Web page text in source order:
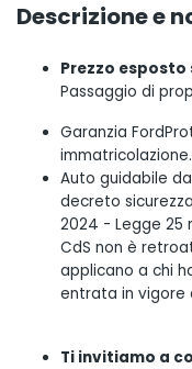
Descrizione e
Prezzo
Passaggio di
Garanzia
immatricolazione.
Auto guidabile
decreto
2024 - Legge 25
CdS non è
applicano a chi
entrata in vigore
Ti invitiamo a